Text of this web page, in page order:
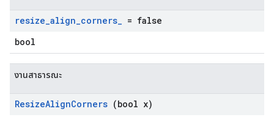
resize_align_corners_ = false
bool
งานสาธารณะ
ResizeAlignCorners (bool x)